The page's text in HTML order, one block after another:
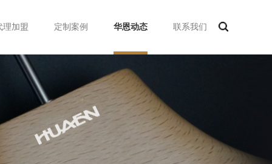
理加盟 定制案例 华恩动态 联系我们